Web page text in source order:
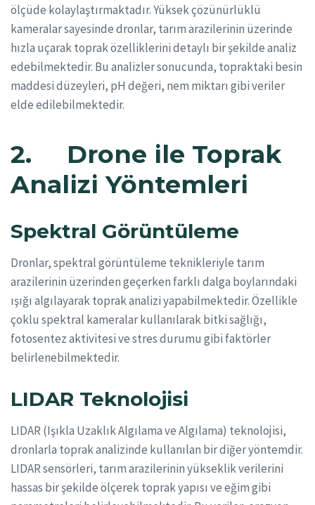
ölçüde kolaylaştırmaktadır. Yüksek çözünürlüklü
kameralar sayesinde dronlar, tarım arazilerinin üzerinde
hızla uçarak toprak özelliklerini detaylı bir şekilde analiz
edebilmektedir. Bu analizler sonucunda, topraktaki besin
maddesi düzeyleri, pH değeri, nem miktarı gibi veriler
elde edilebilmektedir.
2. Drone ile Toprak
Analizi Yöntemleri
Spektral Görüntüleme
Dronlar, spektral görüntüleme teknikleriyle tarım
arazilerinin üzerinden geçerken farklı dalga boylarındaki
ışığı algılayarak toprak analizi yapabilmektedir. Özellikle
çoklu spektral kameralar kullanılarak bitki sağlığı,
fotosentez aktivitesi ve stres durumu gibi faktörler
belirlenebilmektedir.
LIDAR Teknolojisi
LIDAR (Işıkla Uzaklık Algılama ve Algılama) teknolojisi,
dronlarla toprak analizinde kullanılan bir diğer yöntemdir.
LIDAR sensörleri, tarım arazilerinin yükseklik verilerini
hassas bir şekilde ölçerek toprak yapısı ve eğim gibi